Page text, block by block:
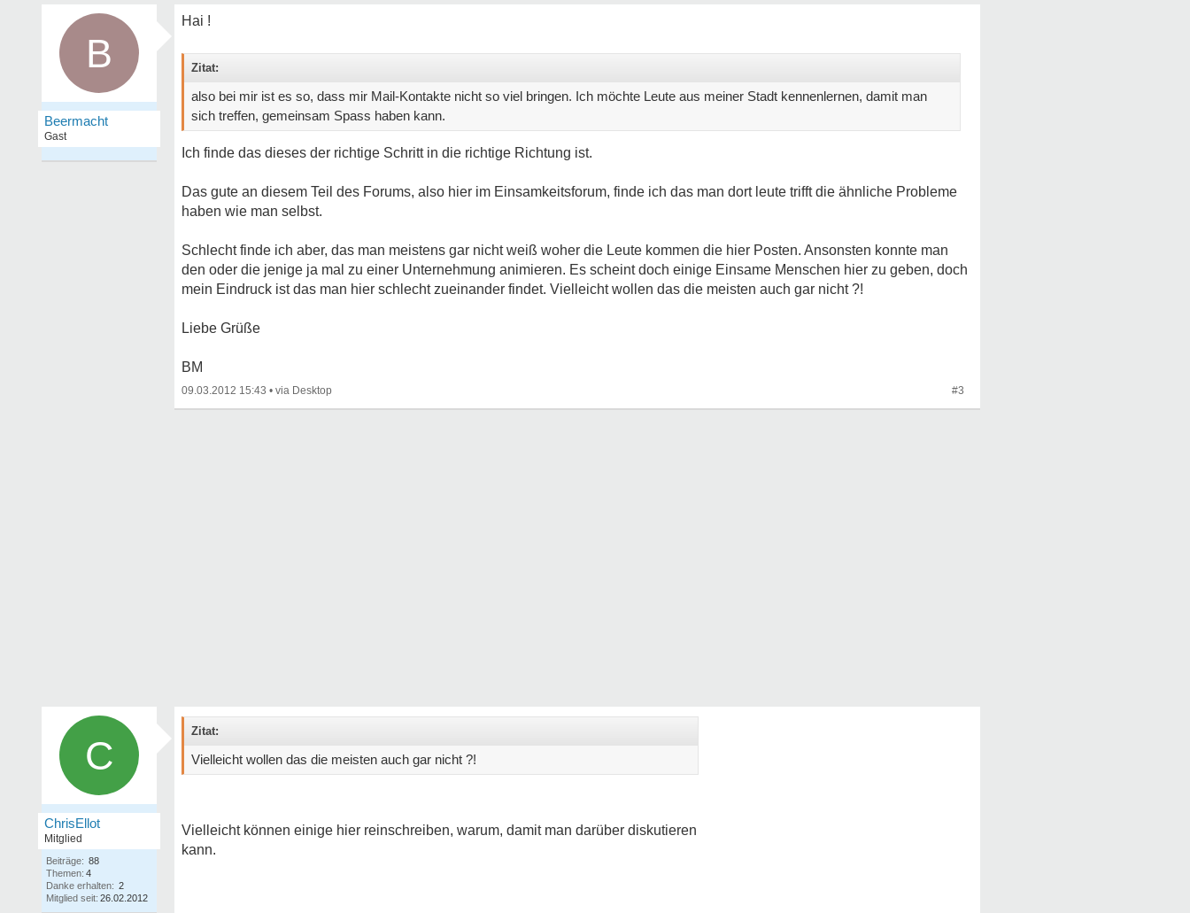
B
Beermacht
Gast
Hai !
Zitat:
also bei mir ist es so, dass mir Mail-Kontakte nicht so viel bringen. Ich möchte Leute aus meiner Stadt kennenlernen, damit man
sich treffen, gemeinsam Spass haben kann.
Ich finde das dieses der richtige Schritt in die richtige Richtung ist.
Das gute an diesem Teil des Forums, also hier im Einsamkeitsforum, finde ich das man dort leute trifft die ähnliche Probleme
haben wie man selbst.
Schlecht finde ich aber, das man meistens gar nicht weiß woher die Leute kommen die hier Posten. Ansonsten konnte man
den oder die jenige ja mal zu einer Unternehmung animieren. Es scheint doch einige Einsame Menschen hier zu geben, doch
mein Eindruck ist das man hier schlecht zueinander findet. Vielleicht wollen das die meisten auch gar nicht ?!
Liebe Grüße
BM
09.03.2012 15:43 • #3
C
ChrisEllot
Mitglied
Beiträge: 88
Themen: 4
Danke erhalten: 2
Mitglied seit: 26.02.2012
Zitat:
Vielleicht wollen das die meisten auch gar nicht ?!
Vielleicht können einige hier reinschreiben, warum, damit man darüber diskutieren
kann.